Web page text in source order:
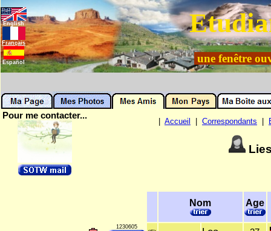
English
Français
Español une fenêtre
Pour me contacter...
Accueil Correspondants
Nom Age
1230605